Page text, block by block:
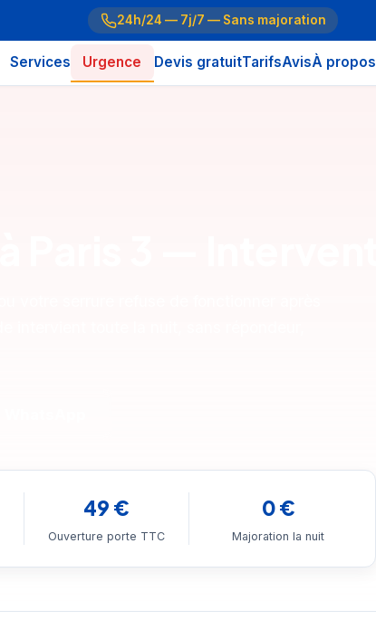
24h/24 — 7j/7 — Sans majoration
Services Urgence Devis gratuitTarifsAvisÀ propos
49 €
Ouverture porte TTC
0 €
Majoration la nuit